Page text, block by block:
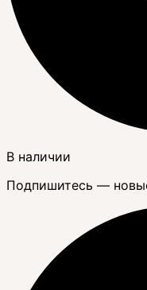
В наличии
Подпишитесь —